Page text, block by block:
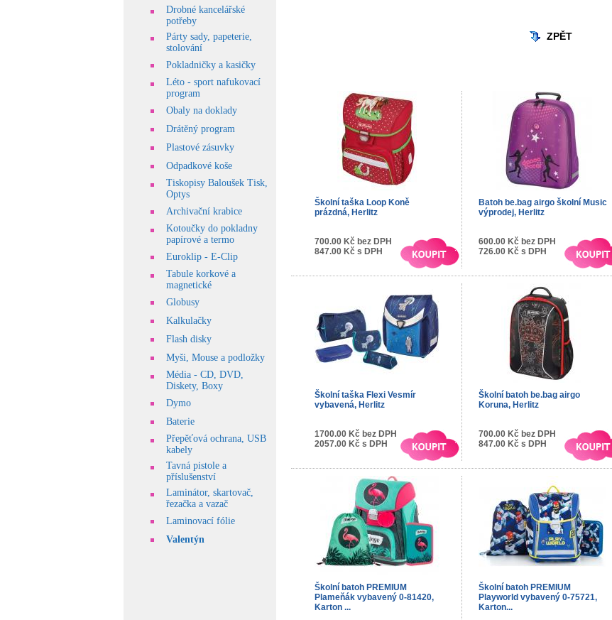
Drobné kancelářské
potřeby
Párty sady, papeterie,
stolování
Pokladničky a kasičky
Léto - sport nafukovací
program
Obaly na doklady
Drátěný program
Plastové zásuvky
Odpadkové koše
Tiskopisy Baloušek Tisk,
Optys
Archivační krabice
Kotoučky do pokladny
papírové a termo
Euroklip - E-Clip
Tabule korkové a
magnetické
Globusy
Kalkulačky
Flash disky
Myši, Mouse a podložky
Média - CD, DVD,
Diskety, Boxy
Dymo
Baterie
Přepěťová ochrana, USB
kabely
Tavná pistole a
příslušenství
Laminátor, skartovač,
řezačka a vazač
Laminovací fólie
Valentýn
ZPĚT
Školní taška Loop Koně
prázdná, Herlitz
700.00 Kč bez DPH
847.00 Kč s DPH
Batoh be.bag airgo školní Music
výprodej, Herlitz
600.00 Kč bez DPH
726.00 Kč s DPH
Školní taška Flexi Vesmír
vybavená, Herlitz
1700.00 Kč bez DPH
2057.00 Kč s DPH
Školní batoh be.bag airgo
Koruna, Herlitz
700.00 Kč bez DPH
847.00 Kč s DPH
Školní batoh PREMIUM
Plameňák vybavený 0-81420,
Karton ...
Školní batoh PREMIUM
Playworld vybavený 0-75721,
Karton...